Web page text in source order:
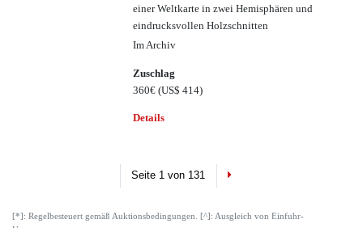
einer Weltkarte in zwei Hemisphären und
eindrucksvollen Holzschnitten
Im Archiv
Zuschlag
360€(US$ 414)
Details
Seite 1 von 131 Next
[*]: Regelbesteuert gemäß Auktionsbedingungen. [^]: Ausgleich von Einfuhr-